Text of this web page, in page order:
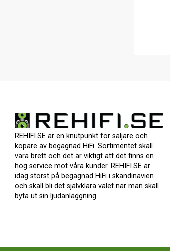
REHIFI.SE är en knutpunkt för säljare och
köpare av begagnad HiFi. Sortimentet skall
vara brett och det är viktigt att det finns en
hög service mot våra kunder. REHIFI.SE är
idag störst på begagnad HiFi i skandinavien
och skall bli det självklara valet när man skall
byta ut sin ljudanläggning.